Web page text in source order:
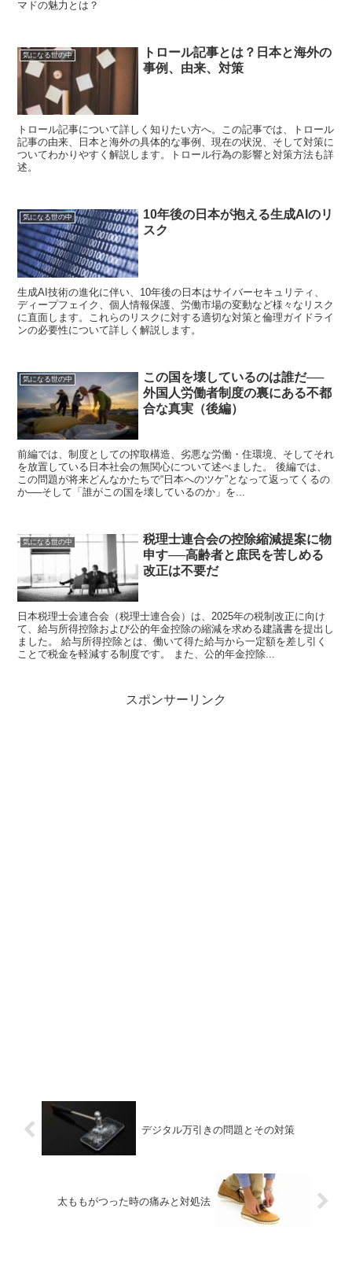
マドの魅力とは？
気になる世の中
トロール記事とは？日本と海外の
事例、由来、対策
トロール記事について詳しく知りたい方へ。この記事では、トロール
記事の由来、日本と海外の具体的な事例、現在の状況、そして対策に
ついてわかりやすく解説します。トロール行為の影響と対策方法も詳
述。
気になる世の中
10年後の日本が抱える生成AIのリ
スク
生成AI技術の進化に伴い、10年後の日本はサイバーセキュリティ、
ディープフェイク、個人情報保護、労働市場の変動など様々なリスク
に直面します。これらのリスクに対する適切な対策と倫理ガイドライ
ンの必要性について詳しく解説します。
気になる世の中
この国を壊しているのは誰だ──
外国人労働者制度の裏にある不都
合な真実（後編）
前編では、制度としての搾取構造、劣悪な労働・住環境、そしてそれ
を放置している日本社会の無関心について述べました。 後編では、
この問題が将来どんなかたちで“日本へのツケ”となって返ってくるの
か──そして「誰がこの国を壊しているのか」を...
気になる世の中
税理士連合会の控除縮減提案に物
申す──高齢者と庶民を苦しめる
改正は不要だ
日本税理士会連合会（税理士連合会）は、2025年の税制改正に向け
て、給与所得控除および公的年金控除の縮減を求める建議書を提出し
ました。 給与所得控除とは、働いて得た給与から一定額を差し引く
ことで税金を軽減する制度です。 また、公的年金控除...
スポンサーリンク
デジタル万引きの問題とその対策
太ももがつった時の痛みと対処法